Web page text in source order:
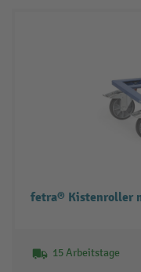
fetra® Kistenroller
15 Arbeitstage